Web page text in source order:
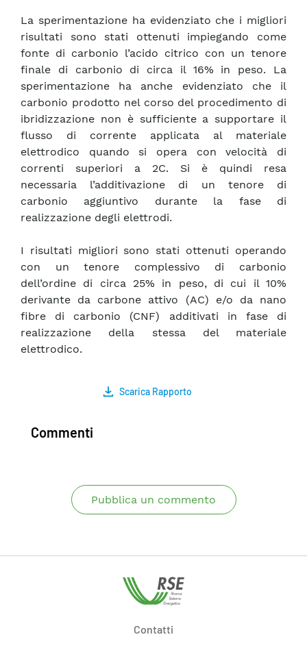
La sperimentazione ha evidenziato che i migliori
risultati sono stati ottenuti impiegando come
fonte di carbonio l’acido citrico con un tenore
finale di carbonio di circa il 16% in peso. La
sperimentazione ha anche evidenziato che il
carbonio prodotto nel corso del procedimento di
ibridizzazione non è sufficiente a supportare il
flusso di corrente applicata al materiale
elettrodico quando si opera con velocità di
correnti superiori a 2C. Si è quindi resa
necessaria l’additivazione di un tenore di
carbonio aggiuntivo durante la fase di
realizzazione degli elettrodi.
I risultati migliori sono stati ottenuti operando
con un tenore complessivo di carbonio
dell’ordine di circa 25% in peso, di cui il 10%
derivante da carbone attivo (AC) e/o da nano
fibre di carbonio (CNF) additivati in fase di
realizzazione della stessa del materiale
elettrodico.
Scarica Rapporto
Commenti
Pubblica un commento
Contatti